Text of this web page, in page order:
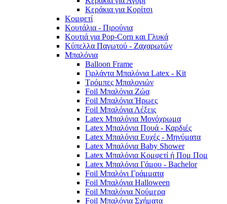
Κεράκια για Κορίτσι
Κομφετί
Κουτάλια - Πιρούνια
Κουτιά για Pop-Corn και Γλυκά
Κύπελλα Παγωτού - Ζαχαρωτών
Μπαλόνια
Balloon Frame
Γιρλάντα Μπαλόνια Latex - Kit
Τρόμπες Μπαλονιών
Foil Μπαλόνια Ζώα
Foil Μπαλόνια Ήρωες
Foil Μπαλόνια Λέξεις
Latex Μπαλόνια Μονόχρωμα
Latex Μπαλόνια Πουά - Καρδιές
Latex Μπαλόνια Ευχές - Μηνύματα
Latex Μπαλόνια Baby Shower
Latex Μπαλόνια Κομφετί ή Πομ Πομ
Latex Μπαλόνια Γάμου - Bachelor
Foil Μπαλόνι Γράμματα
Foil Μπαλόνια Halloween
Foil Μπαλόνια Νούμερα
Foil Μπαλόνια Σχήματα